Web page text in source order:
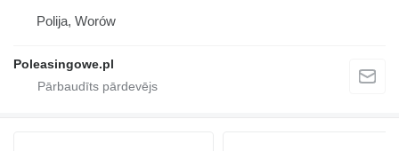
Polija, Worów
Poleasingowe.pl